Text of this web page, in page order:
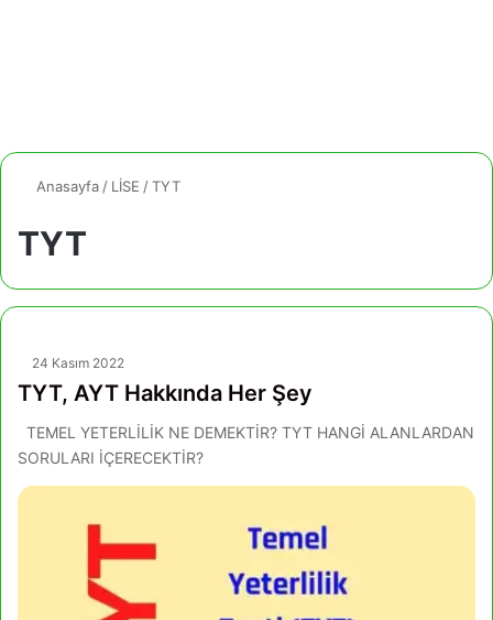
Anasayfa / LİSE /TYT
TYT
24 Kasım 2022
TYT, AYT Hakkında Her Şey
TEMEL YETERLİLİK NE DEMEKTİR? TYT HANGİ ALANLARDAN
SORULARI İÇERECEKTİR?